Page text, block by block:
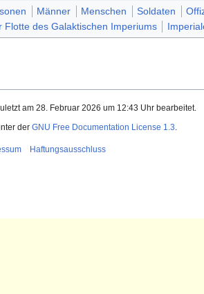
Männer Menschen Soldaten
Flotte des Galaktischen Imperiums
am 28. Februar 2026 um 12:43 Uhr bearbeitet.
der GNU Free Documentation License 1.3
Haftungsausschluss